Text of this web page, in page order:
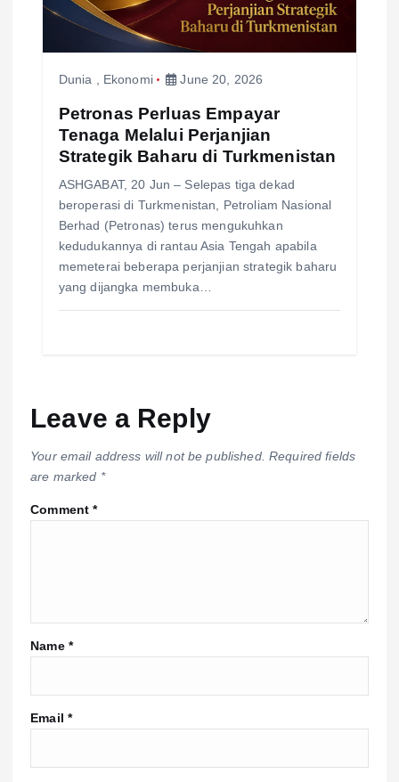
Dunia Ekonomi June 20, 2026
Petronas Perluas Empayar
Tenaga Melalui Perjanjian
Strategik Baharu di Turkmenistan
ASHGABAT, 20 Jun – Selepas tiga dekad
beroperasi di Turkmenistan, Petroliam Nasional
Berhad (Petronas) terus mengukuhkan
kedudukannya di rantau Asia Tengah apabila
memeterai beberapa perjanjian strategik baharu
yang dijangka membuka…
Leave a Reply
Your email address will not be published. Required fields
are marked *
Comment*
Name *
Email *